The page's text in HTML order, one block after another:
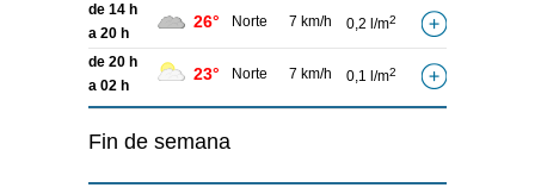
de 14 h
a 20 h
26° Norte 7 km/h 0,2 l/m2
de 20 h
a 02 h
23° Norte 7 km/h 0,1 l/m2
Fin de semana